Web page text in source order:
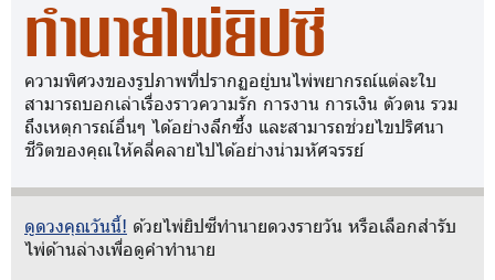
ทำนายไพ่ยิปซี
ความพิศวงของรูปภาพที่ปรากฏอยู่บนไพ่พยากรณ์แต่ละใบ
สามารถบอกเล่าเรื่องราวความรัก การงาน การเงิน ตัวตน รวม
ถึงเหตุการณ์อื่นๆ ได้อย่างลึกซึ้ง และสามารถช่วยไขปริศนา
ชีวิตของคุณให้คลี่คลายไปได้อย่างน่ามหัศจรรย์
ดูดวงคุณวันนี้! ด้วยไพ่ยิปซีทำนายดวงรายวัน หรือเลือกสำรับ
ไพ่ด้านล่างเพื่อดูคำทำนาย